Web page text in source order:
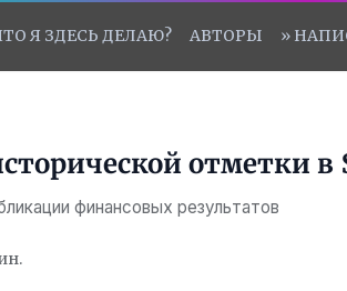
Я ЗДЕСЬ ДЕЛАЮ? АВТОРЫ »
отметки в
финансовых результатов